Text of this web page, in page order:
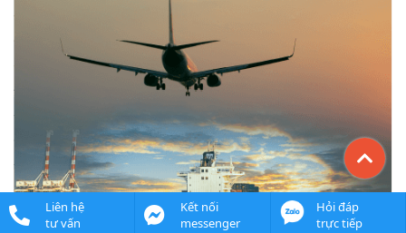
Liên hệ
tư vấn
Kết nối
messenger
Hỏi đáp
trực tiếp